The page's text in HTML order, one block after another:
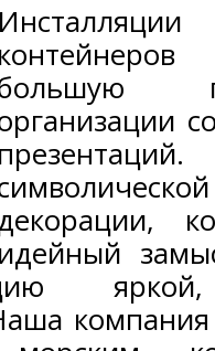
идейный